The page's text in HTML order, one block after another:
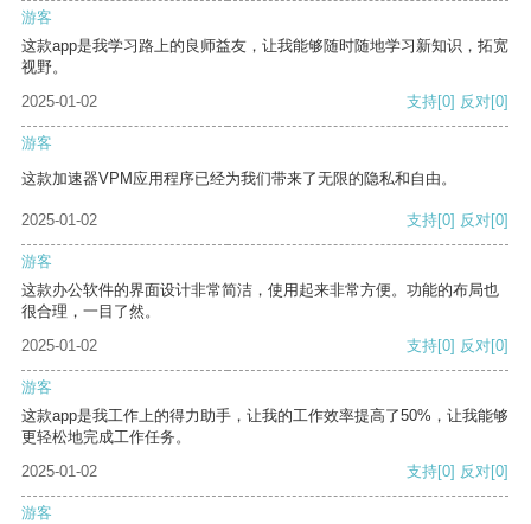
游客
这款app是我学习路上的良师益友，让我能够随时随地学习新知识，拓宽
视野。
2025-01-02
支持[0] 反对[0]
游客
这款加速器VPM应用程序已经为我们带来了无限的隐私和自由。
2025-01-02 支持[0] 反对[0]
游客
这款办公软件的界面设计非常简洁，使用起来非常方便。功能的布局也
很合理，一目了然。
2025-01-02
支持[0] 反对[0]
游客
这款app是我工作上的得力助手，让我的工作效率提高了50%，让我能够
更轻松地完成工作任务。
2025-01-02
支持[0] 反对[0]
游客